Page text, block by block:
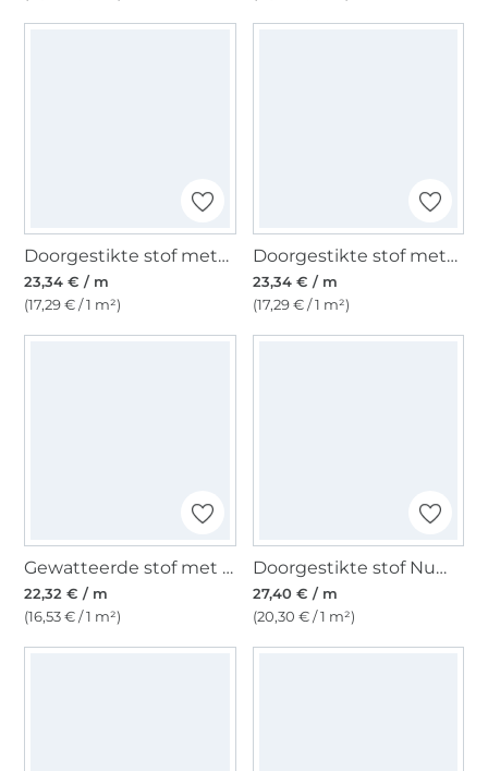
Doorgestikte stof metallic, goudkleurig
23,34 € / m
(17,29 € / 1 m²)
Doorgestikte stof metallic, donkergroen
23,34 € / m
(17,29 € / 1 m²)
Gewatteerde stof met imitatiebont, beige
22,32 € / m
(16,53 € / 1 m²)
Doorgestikte stof Numbers, donkerblauw
27,40 € / m
(20,30 € / 1 m²)